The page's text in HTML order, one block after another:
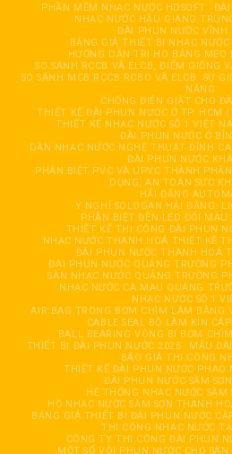
PHẦN MỀM NHẠC NƯỚC HDSOFT
ĐÀI
NHẠC NƯỚC HẬU GIANG
ĐÀI PHUN NƯỚC VĨNH
BẢNG GIÁ THIẾT BỊ NHẠC
HƯỚNG DẪN TRỊ HO BẰNG
SO SÁNH RCCB VÀ ELCB, ĐIỂM GIỐNG
SO SÁNH MCB RCCB RCBO VÀ ELCB: SỰ
NĂNG
CHỐNG ĐIỆN GIẬT CHO
THIẾT KẾ ĐÀI PHUN NƯỚC Ở TP. HCM
THIẾT KẾ NHẠC NƯỚC SỐ 1 VIỆT
ĐÀI PHUN NƯỚC Ở
DÀN NHẠC NƯỚC NGHỆ THUẬT ĐỈNH
ĐÀI PHUN NƯỚC
PHÂN BIỆT PVC VÀ UPVC THÀNH
DỤNG, AN TOÀN SỨC
HẢI ĐĂNG
Ý NGHĨ SOLOGAN HẢI ĐĂNG:
PHÂN BIỆT ĐÈN LED ĐỔI MÀU
THIẾT KẾ THI CÔNG ĐÀI PHUN
NHẠC NƯỚC THANH HOÁ THIẾT KẾ
ĐÀI PHUN NƯỚC THANH HOÁ
ĐÀI PHUN NƯỚC QUẢNG TRƯỜNG
SÀN NHẠC NƯỚC QUẢNG TRƯỜNG
NHẠC NƯỚC CÀ MAU QUẢNG
NHẠC NƯỚC SỐ 1
AIR BAG TRONG BƠM CHÌM LÀM BẰNG
CABLE SEAL BỘ LÀM KÍN
BALL BEARING VÒNG BI BƠM CHÌM
THIẾT BỊ ĐÀI PHUN NƯỚC 2025
MẪU
BÁO GIÁ THI CÔNG
THIẾT KẾ ĐÀI PHUN NƯỚC PHAO
ĐÀI PHUN NƯỚC SẦM
HỆ THỐNG NHẠC NƯỚC SẦM
HỒ NHẠC NƯỚC SẦM SƠN THANH
BẢNG GIÁ THIẾT BỊ ĐÀI PHUN NƯỚC
THI CÔNG NHẠC NƯỚC
CÔNG TY THI CÔNG ĐÀI PHUN
MỘT SỐ VÒI PHUN NƯỚC CHO